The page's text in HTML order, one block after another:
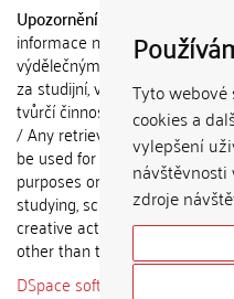
Tyto
cookies a
vylepšení
zdroje
Upozornění / Notice:
informace nemohou být
výdělečným účelům nebo
za studijní, vědeckou nebo
tvůrčí činnost jiné osoby než
/ Any retrieved information
be used for any commercial
purposes or claimed as
studying, scientific or any other
creative activities of any
other than the author.
DSpace software
copyright ©